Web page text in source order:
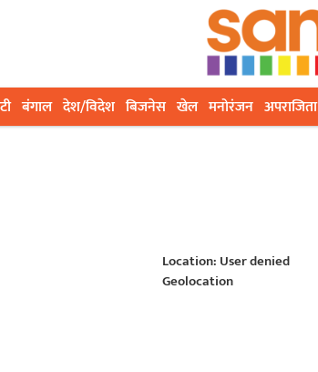
बंगाल देश/विदेश बिजनेस खेल मनोरंजन अपराजिता
Location: User denied
Geolocation